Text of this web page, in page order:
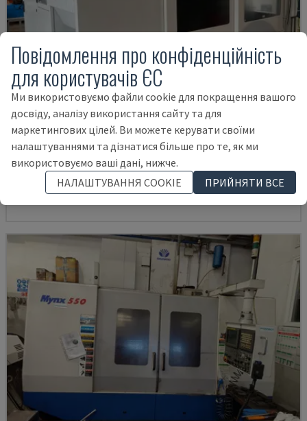
U5-1530
SPINNER - ВЕРТИКАЛЬНИЙ ОБРОБНИЙ ЦЕНТР
НІМЕЧЧИНА 2021 6.000 HRS
145.000 €
Повідомлення про конфіденційність
для користувачів ЄС
Ми використовуємо файли cookie для покращення вашого
досвіду, аналізу використання сайту та для
маркетингових цілей. Ви можете керувати своїми
налаштуваннями та дізнатися більше про те, як ми
використовуємо ваші дані, нижче.
НАЛАШТУВАННЯ COOKIE
ПРИЙНЯТИ ВСЕ